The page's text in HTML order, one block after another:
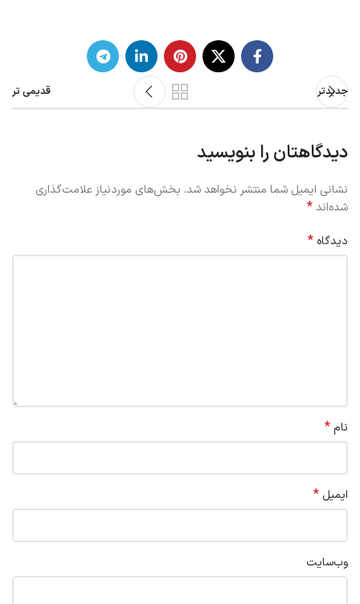
جدیدتر قدیمی تر
دیدگاهتان را بنویسید
نشانی ایمیل شما منتشر نخواهد شد. بخش‌های موردنیاز علامت‌گذاری
شده‌اند*
دیدگاه *
نام*
ایمیل *
وب‌سایت